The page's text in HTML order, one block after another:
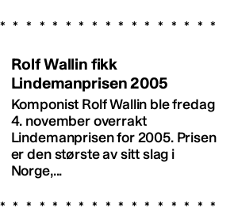
Rolf Wallin fikk
Lindemanprisen 2005
Komponist Rolf Wallin ble fredag
4. november overrakt
Lindemanprisen for 2005. Prisen
er den største av sitt slag i
Norge,...